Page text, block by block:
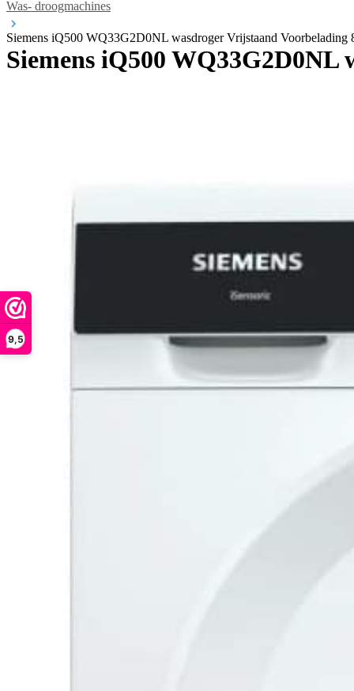
9,5
Was- droogmachines
Siemens iQ500 WQ33G2D0NL wasdroger Vrijstaand Voorbelading
Siemens iQ500